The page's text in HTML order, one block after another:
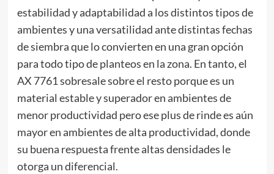
estabilidad y adaptabilidad a los distintos tipos de
ambientes y una versatilidad ante distintas fechas
de siembra que lo convierten en una gran opción
para todo tipo de planteos en la zona. En tanto, el
AX 7761 sobresale sobre el resto porque es un
material estable y superador en ambientes de
menor productividad pero ese plus de rinde es aún
mayor en ambientes de alta productividad, donde
su buena respuesta frente altas densidades le
otorga un diferencial.